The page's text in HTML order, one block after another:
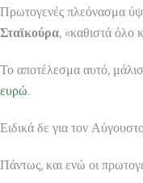
Πρωτογενές πλεόνασμα
Σταϊκούρα, «καθιστά όλο
Το αποτέλεσμα αυτό,
ευρώ.
Ειδικά δε για τον
Πάντως, και ενώ οι